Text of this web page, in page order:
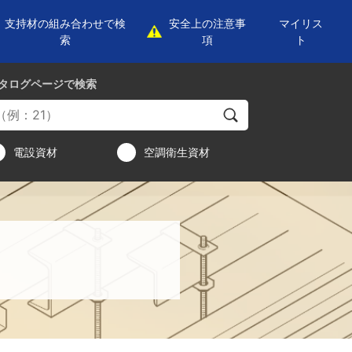
支持材の組み合わせで検
索
安全上の注意事
項
マイリス
ト
ログページで検索
電設資材 空調衛生資材